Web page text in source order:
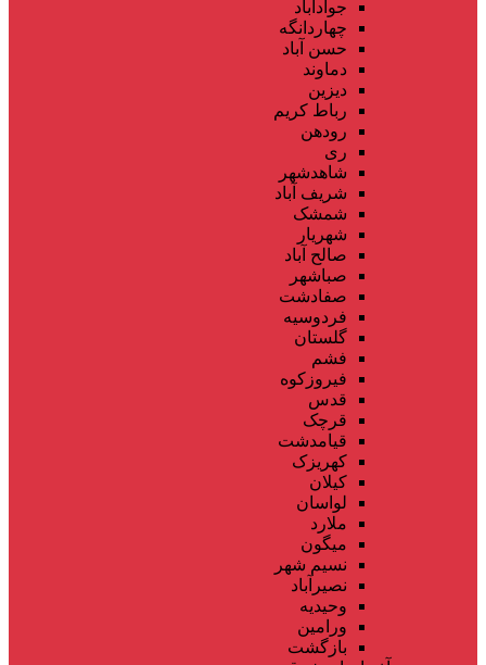
جوادآباد
چهاردانگه
حسن آباد
دماوند
دیزین
رباط کریم
رودهن
ری
شاهدشهر
شریف آباد
شمشک
شهریار
صالح آباد
صباشهر
صفادشت
فردوسیه
گلستان
فشم
فیروزکوه
قدس
قرچک
قیامدشت
کهریزک
کیلان
لواسان
ملارد
میگون
نسیم شهر
نصیرآباد
وحیدیه
ورامین
بازگشت